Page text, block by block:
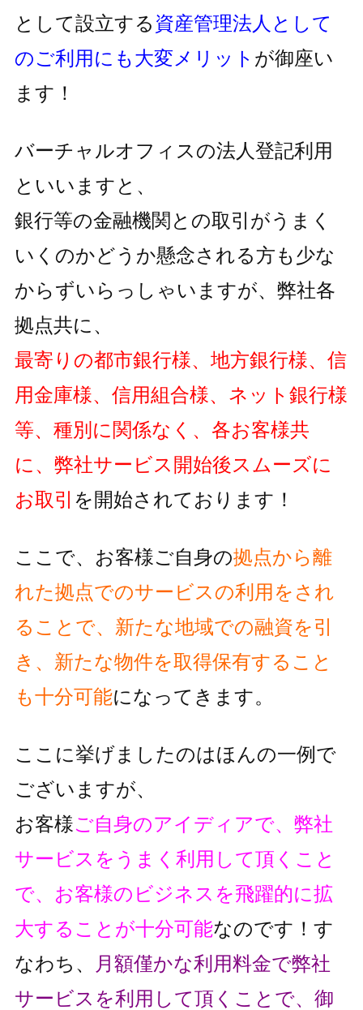
として設立する 資産管理法人として
のご利用にも大変メリット が御座い
ます！
バーチャルオフィスの法人登記利用
といいますと、
銀行等の金融機関との取引がうまく
いくのかどうか懸念される方も少な
からずいらっしゃいますが、弊社各
拠点共に、
最寄りの都市銀行様、地方銀行様、信
用金庫様、信用組合様、ネット銀行様
等、種別に関係なく、各お客様共
に、弊社サービス開始後スムーズに
お取引 を開始されております！
ここで、お客様ご自身の拠点から離
れた拠点でのサービスの利用をされ
ることで、 新たな地域での融資を引
き、新たな物件を取得保有すること
も十分可能になってきます。
ここに挙げましたのはほんの一例で
ございますが、
お客様ご自身のアイディアで、弊社
サービスをうまく利用して頂くこと
で、 お客様のビジネスを飛躍的に拡
大することが十分可能なのです！ す
なわち、
月額僅かな利用料金で弊社
サービスを利用して頂くことで、 御